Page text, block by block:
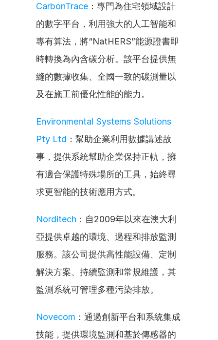
CarbonTrace ：專門為住宅領域設計
的數字平台，利用強大的人工智能和
專有算法，將“NatHERS”能源證書即
時轉換為內含碳分析。該平台提供無
縫的數據收集、全國一致的碳測量以
及在施工前優化性能的能力。
Environmental Systems Solutions
Pty Ltd ：幫助企業利用數據講述故
事，提供系統幫助企業保持正軌，擁
有適合保護特殊場所的工具，始終尋
求更智能的技術應用方式。
Norditech ：自2009年以來在澳大利
亞提供卓越的環境、過程和排放監測
服務。該公司提供高性能設備、定制
解決方案、持續監測和常規維護，其
監測系統可管理多種污染排放。
Novecom ：通過創新平台和系統集成
技能，提供環境監測和基於傳感器的